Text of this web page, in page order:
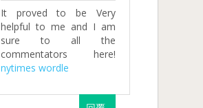
It proved to be Very
helpful to me and I am
sure to all the
commentators here!
nytimes wordle